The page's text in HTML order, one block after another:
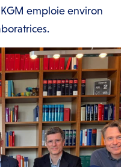
emploie environ